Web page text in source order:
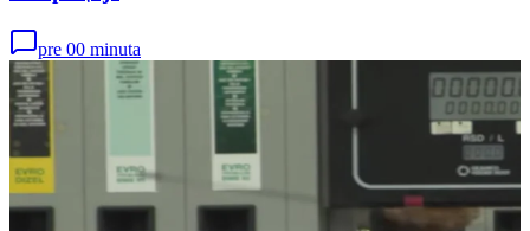
pre 00 minuta